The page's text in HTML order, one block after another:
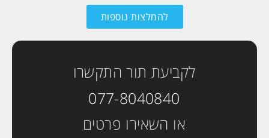
להמלצות נוספות
לקביעת תור התקשרו
077-8040840
או השאירו פרטים